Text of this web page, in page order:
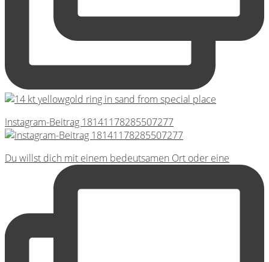
Instagram-Beitrag 18141178285507277
Du willst dich mit einem bedeutsamen Ort oder eine